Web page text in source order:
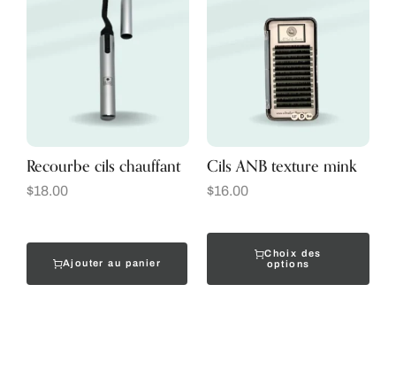
Recourbe cils chauffant
$18.00
Ajouter au panier
Cils ANB texture mink
$16.00
Choix des
options